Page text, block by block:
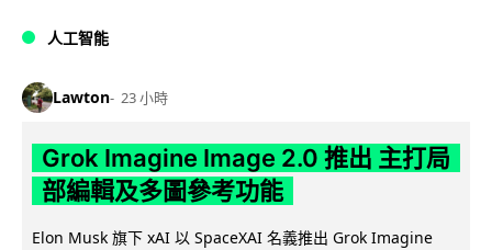
人工智能
Lawton 23 小時
Grok Imagine Image 2.0 推出 主打局
部編輯及多圖參考功能
Elon Musk 旗下 xAI 以 SpaceXAI 名義推出 Grok Imagine